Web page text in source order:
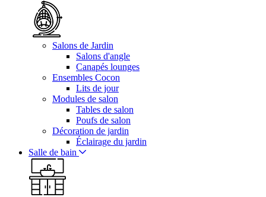
Salons de Jardin
Salons d'angle
Canapés lounges
Ensembles Cocon
Lits de jour
Modules de salon
Tables de salon
Poufs de salon
Décoration de jardin
Éclairage du jardin
Salle de bain